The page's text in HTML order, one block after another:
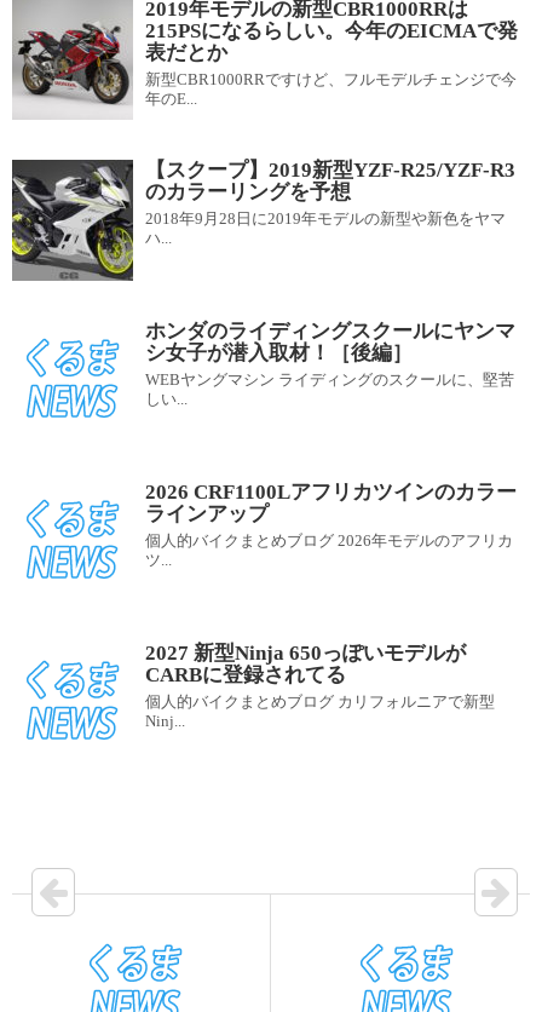
2019年モデルの新型CBR1000RRは
215PSになるらしい。今年のEICMAで発
表だとか
新型CBR1000RRですけど、フルモデルチェンジで今
年のE...
【スクープ】2019新型YZF-R25/YZF-R3
のカラーリングを予想
2018年9月28日に2019年モデルの新型や新色をヤマ
ハ...
ホンダのライディングスクールにヤンマ
シ女子が潜入取材！［後編］
WEBヤングマシン ライディングのスクールに、堅苦
しい...
2026 CRF1100Lアフリカツインのカラー
ラインアップ
個人的バイクまとめブログ 2026年モデルのアフリカ
ツ...
2027 新型Ninja 650っぽいモデルが
CARBに登録されてる
個人的バイクまとめブログ カリフォルニアで新型
Ninj...